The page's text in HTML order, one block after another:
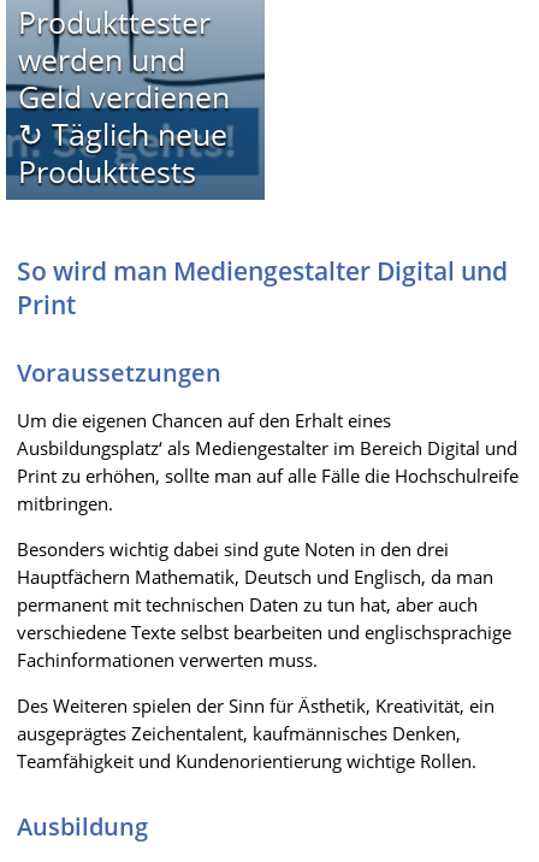
Produkttester
werden und
Geld verdienen
↻ Täglich neue
Produkttests
So wird man Mediengestalter Digital und
Print
Voraussetzungen
Um die eigenen Chancen auf den Erhalt eines
Ausbildungsplatz‘ als Mediengestalter im Bereich Digital und
Print zu erhöhen, sollte man auf alle Fälle die Hochschulreife
mitbringen.
Besonders wichtig dabei sind gute Noten in den drei
Hauptfächern Mathematik, Deutsch und Englisch, da man
permanent mit technischen Daten zu tun hat, aber auch
verschiedene Texte selbst bearbeiten und englischsprachige
Fachinformationen verwerten muss.
Des Weiteren spielen der Sinn für Ästhetik, Kreativität, ein
ausgeprägtes Zeichentalent, kaufmännisches Denken,
Teamfähigkeit und Kundenorientierung wichtige Rollen.
Ausbildung